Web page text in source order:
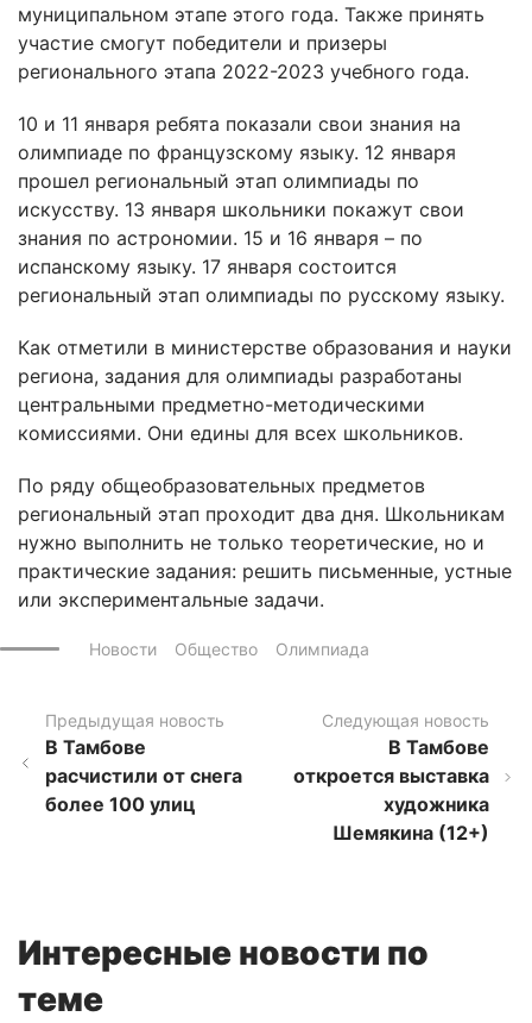
муниципальном этапе этого года. Также принять
участие смогут победители и призеры
регионального этапа 2022-2023 учебного года.
10 и 11 января ребята показали свои знания на
олимпиаде по французскому языку. 12 января
прошел региональный этап олимпиады по
искусству. 13 января школьники покажут свои
знания по астрономии. 15 и 16 января – по
испанскому языку. 17 января состоится
региональный этап олимпиады по русскому языку.
Как отметили в министерстве образования и науки
региона, задания для олимпиады разработаны
центральными предметно-методическими
комиссиями. Они едины для всех школьников.
По ряду общеобразовательных предметов
региональный этап проходит два дня. Школьникам
нужно выполнить не только теоретические, но и
практические задания: решить письменные, устные
или экспериментальные задачи.
Новости Общество Олимпиада
Предыдущая новость
В Тамбове
расчистили от снега
более 100 улиц
Следующая новость
В Тамбове
откроется выставка
художника
Шемякина (12+)
Интересные новости по
теме